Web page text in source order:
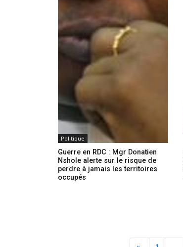
Politique
Guerre en RDC : Mgr Donatien
Nshole alerte sur le risque de
perdre à jamais les territoires
occupés